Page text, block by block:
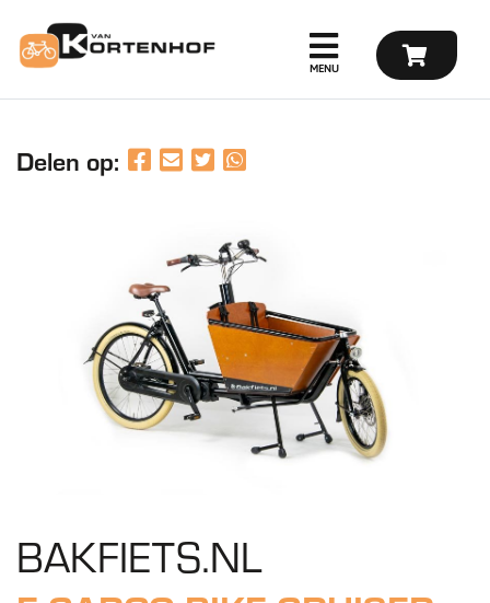
Delen op:
BAKFIETS.NL